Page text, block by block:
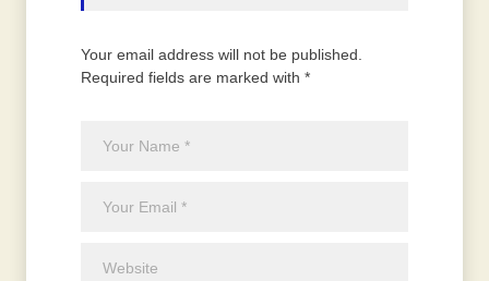
Your email address will not be published.
Required fields are marked with *